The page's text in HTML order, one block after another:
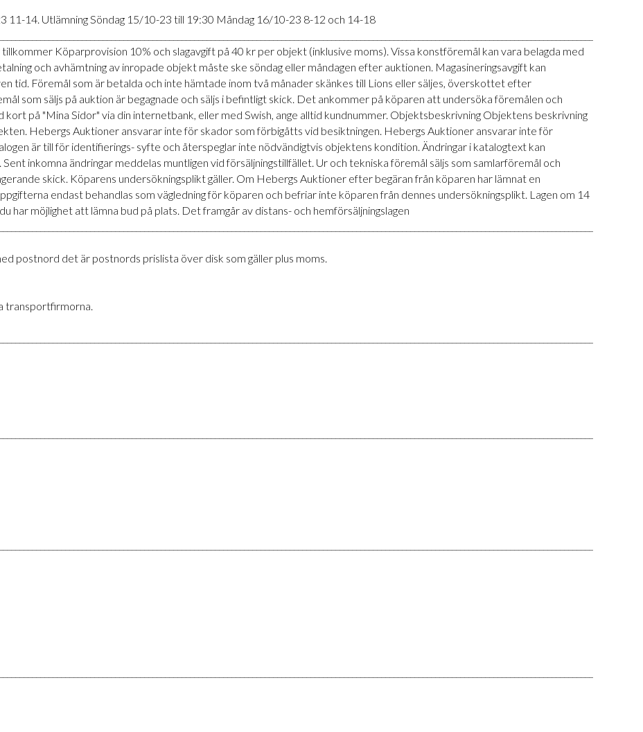
11-14. Utlämning Söndag 15/10-23 till 19:30 Måndag 16/10-23 8-12 och 14-18
Köparprovision 10% och slagavgift på 40 kr per objekt (inklusive moms). Vissa konstföremål kan vara belagda med
och avhämtning av inropade objekt måste ske söndag eller måndagen efter auktionen. Magasineringsavgift kan
tid. Föremål som är betalda och inte hämtade inom två månader skänkes till Lions eller säljes, överskottet efter
som säljs på auktion är begagnade och säljs i befintligt skick. Det ankommer på köparen att undersöka föremålen och
på "Mina Sidor" via din internetbank, eller med Swish, ange alltid kundnummer. Objektsbeskrivning Objektens beskrivning
Hebergs Auktioner ansvarar inte för skador som förbigåtts vid besiktningen. Hebergs Auktioner ansvarar inte för
är till för identifierings- syfte och återspeglar inte nödvändigtvis objektens kondition. Ändringar i katalogtext kan
inkomna ändringar meddelas muntligen vid försäljningstillfället. Ur och tekniska föremål säljs som samlarföremål och
skick. Köparens undersökningsplikt gäller. Om Hebergs Auktioner efter begäran från köparen har lämnat en
endast behandlas som vägledning för köparen och befriar inte köparen från dennes undersökningsplikt. Lagen om 14
har möjlighet att lämna bud på plats. Det framgår av distans- och hemförsäljningslagen
postnord det är postnords prislista över disk som gäller plus moms.
transportfirmorna.